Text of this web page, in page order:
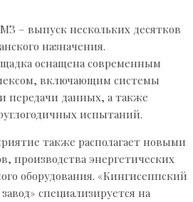
– выпуск нескольких десятков
назначения.
оснащена современным
включающим системы
передачи данных, а также
испытаний.
также располагает новыми
производства энергетических
оборудования. «Кингисеппский
специализируется на